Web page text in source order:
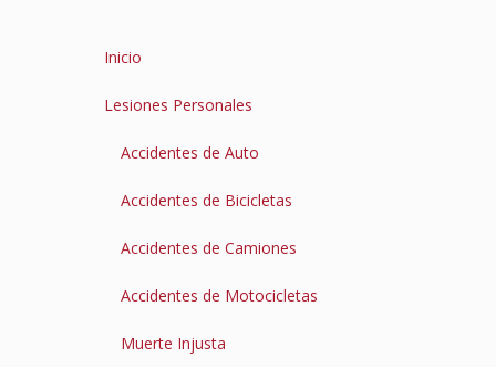
Inicio
Lesiones Personales
Accidentes de Auto
Accidentes de Bicicletas
Accidentes de Camiones
Accidentes de Motocicletas
Muerte Injusta